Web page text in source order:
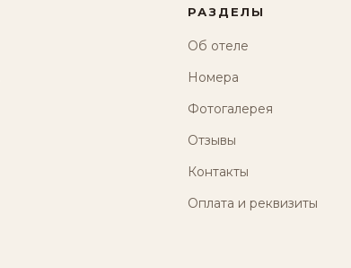
РАЗДЕЛЫ
Об отеле
Номера
Фотогалерея
Отзывы
Контакты
Оплата и реквизиты